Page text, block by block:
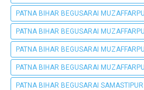
PATNA BIHAR BEGUSARAI
PATNA BIHAR BEGUSARAI
PATNA BIHAR BEGUSARAI
PATNA BIHAR BEGUSARAI
PATNA BIHAR BEGUSARAI